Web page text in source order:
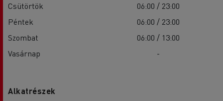
Csütörtök
06:00 / 23:00
Péntek
06:00 / 23:00
Szombat
06:00 / 13:00
Vasárnap
-
Alkatrészek